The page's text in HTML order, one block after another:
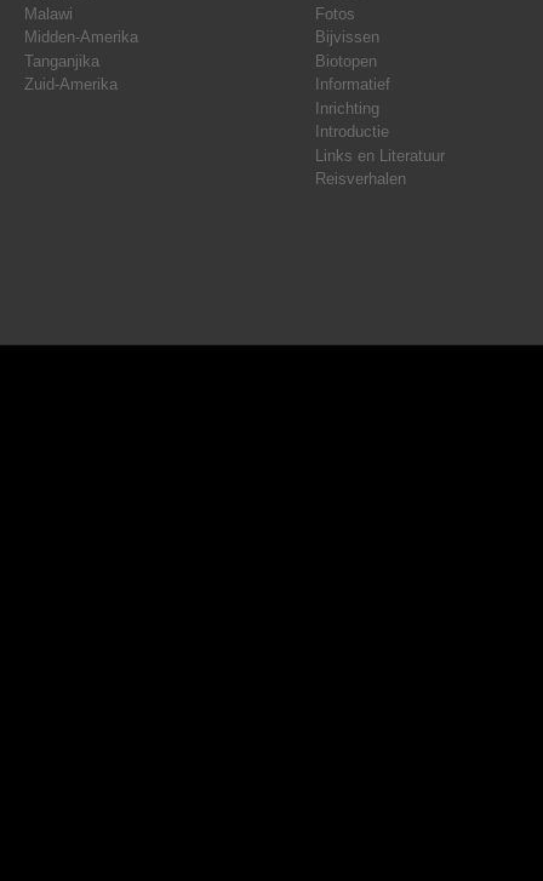
Malawi
Midden-Amerika
Tanganjika
Zuid-Amerika
Fotos
Bijvissen
Biotopen
Informatief
Inrichting
Introductie
Links en Literatuur
Reisverhalen